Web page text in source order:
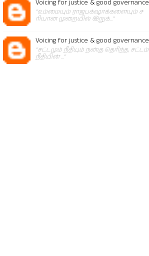
Voicing for justice & good governance
"உம்மையும் ராஜபக்‌ஷாக்களையும் ச
ரியான முறையில் இறுக்..."
Voicing for justice & good governance
"சட்டமும் நீதியும் நன்கு தெரிந்த, சட்டம்
நீதியின் ..."